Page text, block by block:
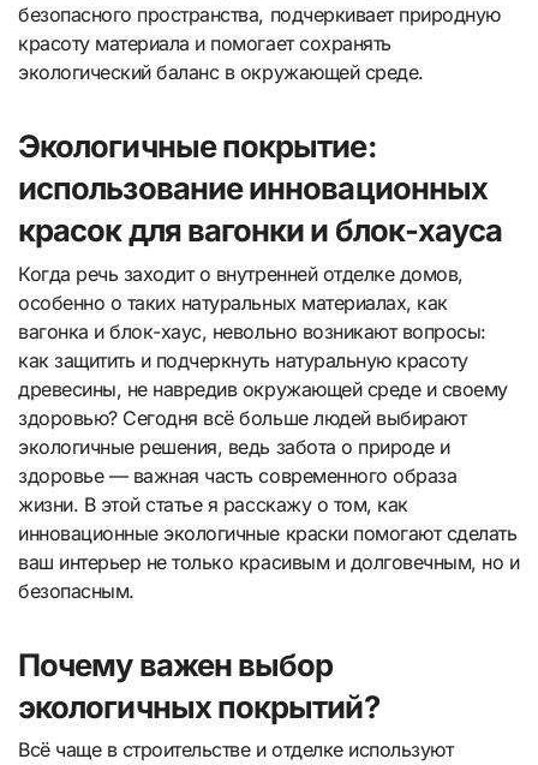
безопасного пространства, подчеркивает природную
красоту материала и помогает сохранять
экологический баланс в окружающей среде.
Экологичные покрытие:
использование инновационных
красок для вагонки и блок-хауса
Когда речь заходит о внутренней отделке домов,
особенно о таких натуральных материалах, как
вагонка и блок-хаус, невольно возникают вопросы:
как защитить и подчеркнуть натуральную красоту
древесины, не навредив окружающей среде и своему
здоровью? Сегодня всё больше людей выбирают
экологичные решения, ведь забота о природе и
здоровье — важная часть современного образа
жизни. В этой статье я расскажу о том, как
инновационные экологичные краски помогают сделать
ваш интерьер не только красивым и долговечным, но и
безопасным.
Почему важен выбор
экологичных покрытий?
Всё чаще в строительстве и отделке используют